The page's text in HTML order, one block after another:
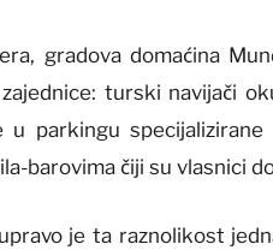
gradova domaćina
turski navijači
u parkingu
barovima čiji su vlasnici
je ta raznolikost